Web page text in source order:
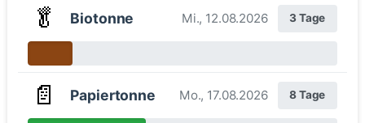
🥬 Biotonne Mi., 12.08.2026 3 Tage
📄 Papiertonne Mo., 17.08.2026 8 Tage